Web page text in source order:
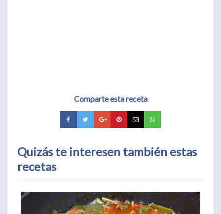
Comparte esta receta
Quizás te interesen también estas
recetas